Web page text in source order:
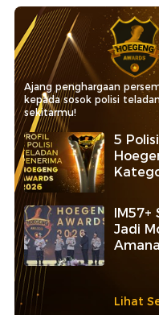
Ajang penghargaan
kepada sosok polisi
sekitarmu!
5
Jadi
Lihat